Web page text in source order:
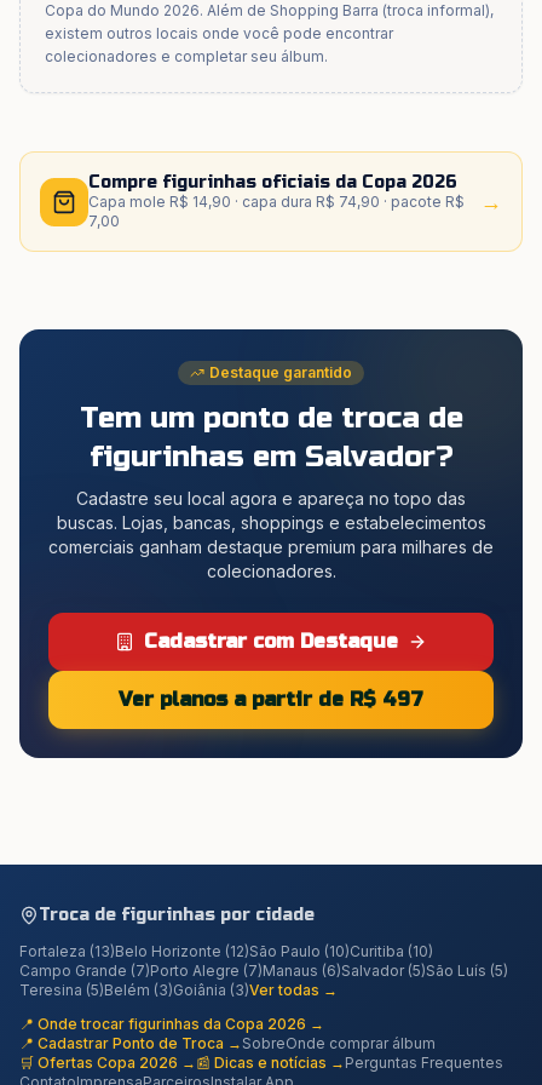
Copa do Mundo 2026. Além de Shopping Barra (troca informal),
existem outros locais onde você pode encontrar
colecionadores e completar seu álbum.
Compre figurinhas oficiais da Copa 2026
Capa mole R$ 14,90 · capa dura R$ 74,90 · pacote R$
7,00
→
Destaque garantido
Tem um ponto de troca de
figurinhas em Salvador?
Cadastre seu local agora e apareça no topo das
buscas. Lojas, bancas, shoppings e estabelecimentos
comerciais ganham destaque premium para milhares de
colecionadores.
Cadastrar com Destaque
Ver planos a partir de R$ 497
Troca de figurinhas por cidade
Fortaleza (13)Belo Horizonte (12)São Paulo (10)Curitiba (10)
Campo Grande (7)Porto Alegre (7)Manaus (6)Salvador(5)São Luís (5)
Teresina (5)Belém (3)Goiânia (3)Ver todas →
📍 Onde trocar figurinhas da Copa 2026 →
📍 Cadastrar Ponto de Troca → SobreOnde comprar álbum
🛒 Ofertas Copa 2026 → 📰 Dicas e notícias → Perguntas Frequentes